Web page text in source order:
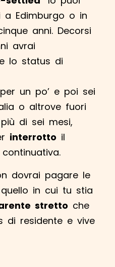
a Edimburgo o in
anni. Decorsi
avrai
lo status di
un po’ e poi sei
o altrove fuori
di sei mesi,
interrotto il
dovrai pagare le
in cui tu stia
stretto che
di residente e vive